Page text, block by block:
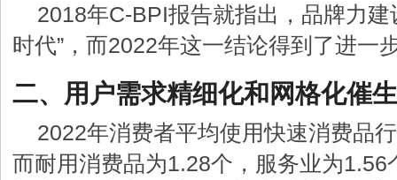
2018年C-BPI报告就指出，品牌力建
时代”，而2022年这一结论得到了进一
二、用户需求精细化和网格化催
2022年消费者平均使用快速消费品
而耐用消费品为1.28个，服务业为1.56